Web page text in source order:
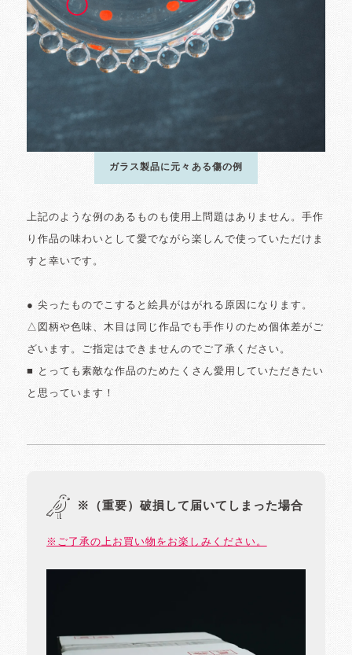
ガラス製品に元々ある傷の例
上記のような例のあるものも使用上問題はありません。手作
り作品の味わいとして愛でながら楽しんで使っていただけま
すと幸いです。
● 尖ったものでこすると絵具がはがれる原因になります。
△図柄や色味、木目は同じ作品でも手作りのため個体差がご
ざいます。ご指定はできませんのでご了承ください。
■ とっても素敵な作品のためたくさん愛用していただきたい
と思っています！
※（重要）破損して届いてしまった場合
※ご了承の上お買い物をお楽しみください。